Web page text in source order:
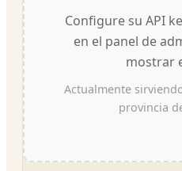
Configure su API
en el panel de
mostrar
Actualmente
provincia